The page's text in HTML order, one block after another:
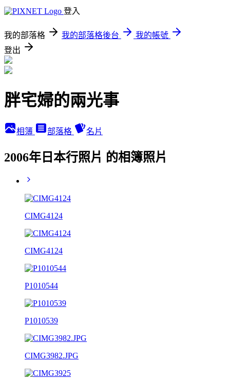
登入
我的部落格 我的部落格後台
我的帳號
登出
胖宅婦的兩光事
相簿 部落格 名片
2006年日本行照片 的相簿照片
CIMG4124
CIMG4124
P1010544
P1010539
CIMG3982.JPG